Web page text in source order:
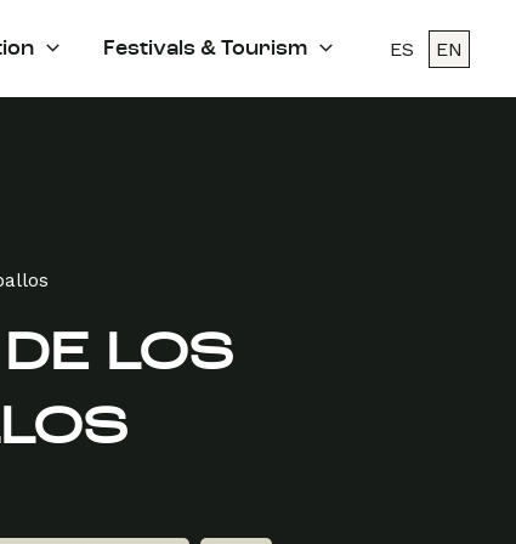
Festivals & Tourism ES EN
LOS